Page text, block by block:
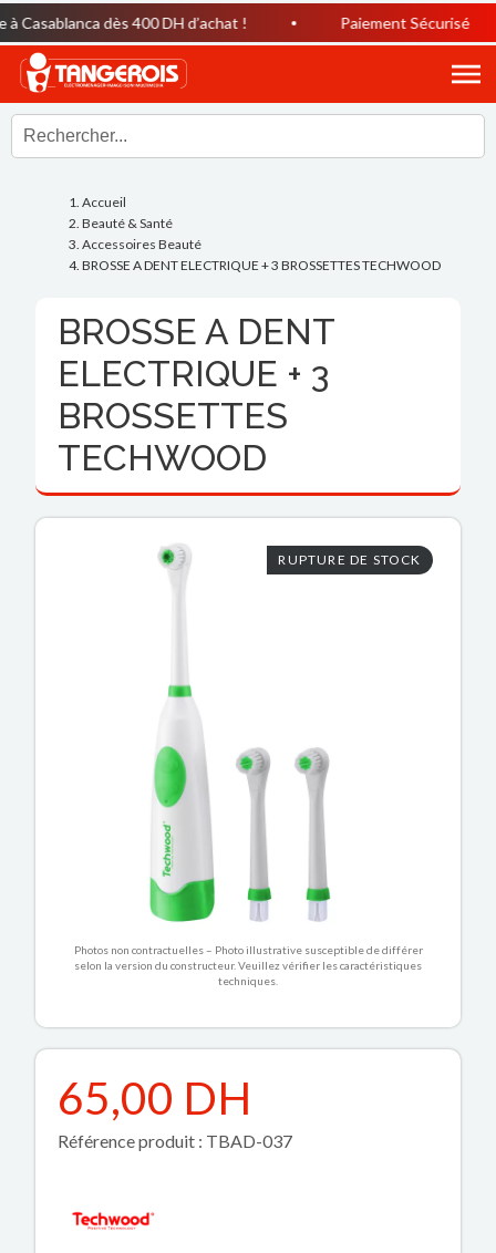
dès 400 DH d’achat ! Paiement Sécurisé
Accueil
Beauté & Santé
Accessoires Beauté
BROSSE A DENT ELECTRIQUE + 3 BROSSETTES TECHWOOD
BROSSE A DENT
ELECTRIQUE + 3
BROSSETTES
TECHWOOD
RUPTURE DE STOCK
Photos non contractuelles – Photo illustrative susceptible de différer
selon la version du constructeur. Veuillez vérifier les caractéristiques
techniques.
65,00 DH
Référence produit : TBAD-037